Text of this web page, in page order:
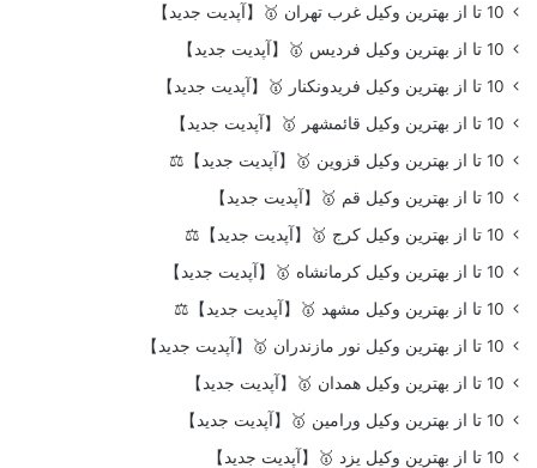
10 تا از بهترین وکیل غرب تهران 🥇【آپدیت جدید】
10 تا از بهترین وکیل فردیس 🥇【آپدیت جدید】
10 تا از بهترین وکیل فریدونکنار 🥇【آپدیت جدید】
10 تا از بهترین وکیل قائمشهر 🥇【آپدیت جدید】
10 تا از بهترین وکیل قزوین 🥇【آپدیت جدید】⚖️
10 تا از بهترین وکیل قم 🥇【آپدیت جدید】
10 تا از بهترین وکیل کرج 🥇【آپدیت جدید】⚖️
10 تا از بهترین وکیل کرمانشاه 🥇【آپدیت جدید】
10 تا از بهترین وکیل مشهد 🥇【آپدیت جدید】⚖️
10 تا از بهترین وکیل نور مازندران 🥇【آپدیت جدید】
10 تا از بهترین وکیل همدان 🥇【آپدیت جدید】
10 تا از بهترین وکیل ورامین 🥇【آپدیت جدید】
10 تا از بهترین وکیل یزد 🥇【آپدیت جدید】